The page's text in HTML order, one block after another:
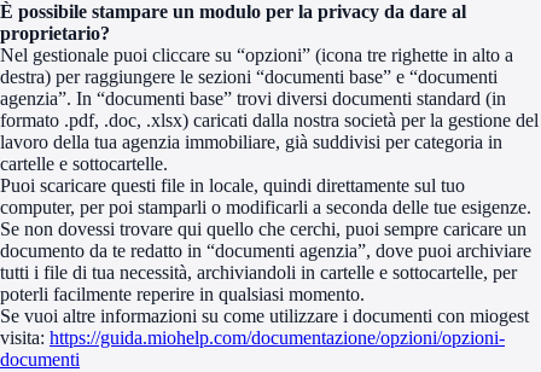
È possibile stampare un modulo per la privacy da dare al
proprietario?
Nel gestionale puoi cliccare su “opzioni” (icona tre righette in alto a
destra) per raggiungere le sezioni “documenti base” e “documenti
agenzia”. In “documenti base” trovi diversi documenti standard (in
formato .pdf, .doc, .xlsx) caricati dalla nostra società per la gestione del
lavoro della tua agenzia immobiliare, già suddivisi per categoria in
cartelle e sottocartelle.
Puoi scaricare questi file in locale, quindi direttamente sul tuo
computer, per poi stamparli o modificarli a seconda delle tue esigenze.
Se non dovessi trovare qui quello che cerchi, puoi sempre caricare un
documento da te redatto in “documenti agenzia”, dove puoi archiviare
tutti i file di tua necessità, archiviandoli in cartelle e sottocartelle, per
poterli facilmente reperire in qualsiasi momento.
Se vuoi altre informazioni su come utilizzare i documenti con miogest
visita: https://guida.miohelp.com/documentazione/opzioni/opzioni-
documenti